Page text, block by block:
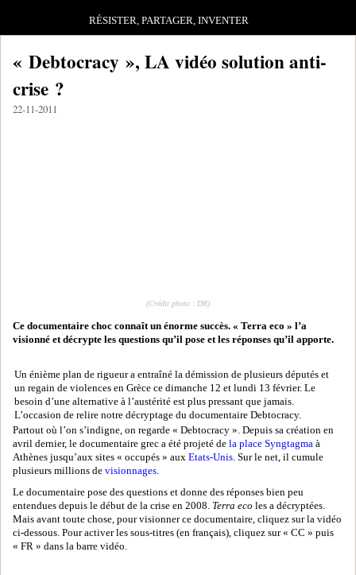
RÉSISTER, PARTAGER, INVENTER
« Debtocracy », LA vidéo solution anti-
crise ?
22-11-2011
(Crédit photo : DR)
Ce documentaire choc connaît un énorme succès. « Terra eco » l’a
visionné et décrypte les questions qu’il pose et les réponses qu’il apporte.
Un énième plan de rigueur a entraîné la démission de plusieurs députés et
un regain de violences en Grèce ce dimanche 12 et lundi 13 février. Le
besoin d’une alternative à l’austérité est plus pressant que jamais.
L’occasion de relire notre décryptage du documentaire Debtocracy.
Partout où l’on s’indigne, on regarde « Debtocracy ». Depuis sa création en
avril dernier, le documentaire grec a été projeté de la place Syngtagma à
Athènes jusqu’aux sites « occupés » aux Etats-Unis. Sur le net, il cumule
plusieurs millions de visionnages.
Le documentaire pose des questions et donne des réponses bien peu
entendues depuis le début de la crise en 2008. Terra eco les a décryptées.
Mais avant toute chose, pour visionner ce documentaire, cliquez sur la vidéo
ci-dessous. Pour activer les sous-titres (en français), cliquez sur « CC » puis
« FR » dans la barre vidéo.